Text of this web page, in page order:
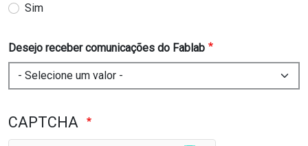
Sim
Desejo receber comunicações do Fablab
CAPTCHA